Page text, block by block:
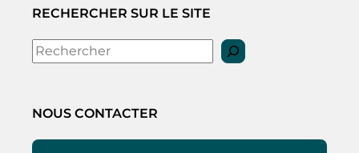
RECHERCHER SUR LE SITE
Rechercher
NOUS CONTACTER